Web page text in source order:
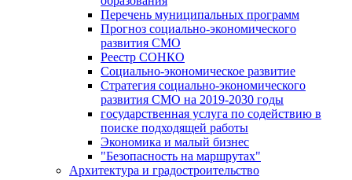
Перечень муниципальных программ
Прогноз социально-экономического
развития СМО
Реестр СОНКО
Социально-экономическое развитие
Стратегия социально-экономического
развития СМО на 2019-2030 годы
государственная услуга по содействию в
поиске подходящей работы
Экономика и малый бизнес
"Безопасность на маршрутах"
Архитектура и градостроительство